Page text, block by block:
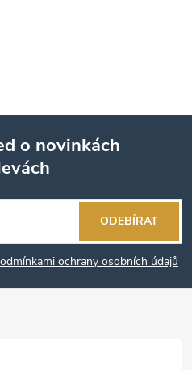
o novinkách
ochrany osobních údajů
ODEBÍRAT